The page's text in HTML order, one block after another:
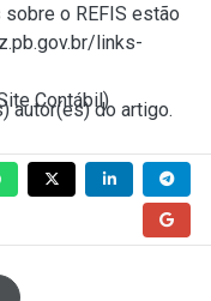
o REFIS estão
links-
Contábil)
autor(es) do artigo.